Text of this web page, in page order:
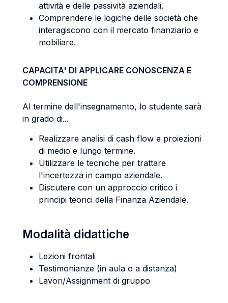
attività e delle passività aziendali.
Comprendere le logiche delle società che
interagiscono con il mercato finanziario e
mobiliare.
CAPACITA' DI APPLICARE CONOSCENZA E
COMPRENSIONE
Al termine dell'insegnamento, lo studente sarà
in grado di...
Realizzare analisi di cash flow e proiezioni
di medio e lungo termine.
Utilizzare le tecniche per trattare
l'incertezza in campo aziendale.
Discutere con un approccio critico i
principi teorici della Finanza Aziendale.
Modalità didattiche
Lezioni frontali
Testimonianze (in aula o a distanza)
Lavori/Assignment di gruppo